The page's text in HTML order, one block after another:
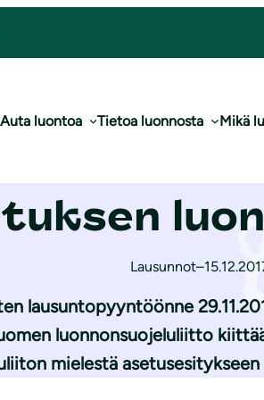
Auta luontoa Tietoa luonnosta Mikä
luonnoksesta
Lausunnot–
lausuntopyyntöönne
luonnonsuojeluliitto
mielestä